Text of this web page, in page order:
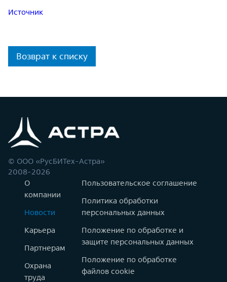
Источник
Возврат к списку
© ООО «РусБИТех-Астра»
2008-2026
О
компании
Новости
Карьера
Партнерам
Охрана
труда
Пользовательское соглашение
Политика обработки
персональных данных
Положение по обработке и
защите персональных данных
Положение по обработке
файлов cookie